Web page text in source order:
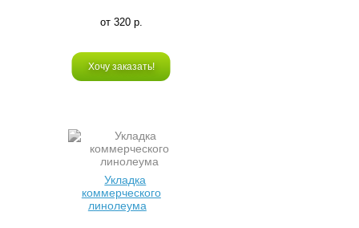
от 320 р.
Хочу заказать!
Укладка
коммерческого
линолеума